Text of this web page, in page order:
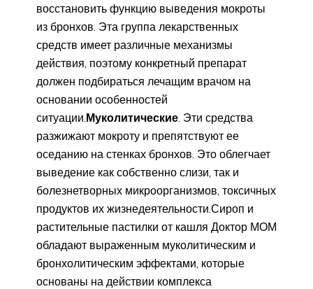
восстановить функцию выведения мокроты
из бронхов. Эта группа лекарственных
средств имеет различные механизмы
действия, поэтому конкретный препарат
должен подбираться лечащим врачом на
основании особенностей
ситуации. Муколитические . Эти средства
разжижают мокроту и препятствуют ее
оседанию на стенках бронхов. Это облегчает
выведение как собственно слизи, так и
болезнетворных микроорганизмов, токсичных
продуктов их жизнедеятельности.Сироп и
растительные пастилки от кашля Доктор МОМ
обладают выраженным муколитическим и
бронхолитическим эффектами, которые
основаны на действии комплекса